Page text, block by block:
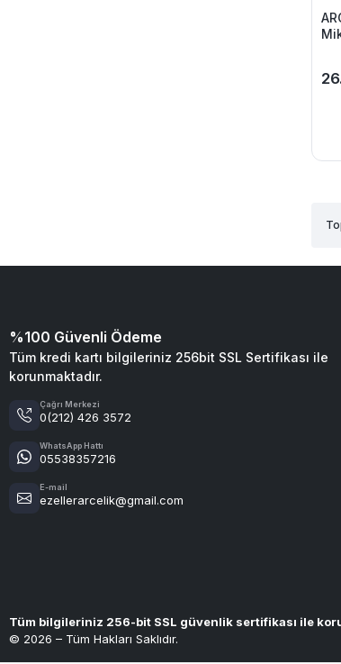
%100 Güvenli Ödeme
Tüm kredi kartı bilgileriniz 256bit SSL Sertifikası ile
korunmaktadır.
Çağrı Merkezi
0(212) 426 3572
WhatsApp Hattı
05538357216
E-mail
ezellerarcelik@gmail.com
Tüm bilgileriniz 256-bit SSL güvenlik sertifikası ile
© 2026 – Tüm Hakları Saklıdır.